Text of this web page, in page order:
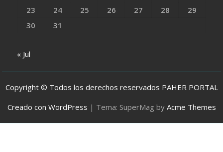
23
24 25 26 27 28
29
30
31
« Jul
Copyright © Todos los derechos reservados PAHER PORTAL
Creado con WordPress | Tema: SuperMag by Acme Themes